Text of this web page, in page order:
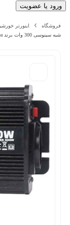
فروشگاه اینورتر خورشیدی
شبه سینوسی 300 وات برند Carspa مدل Car300U-12V